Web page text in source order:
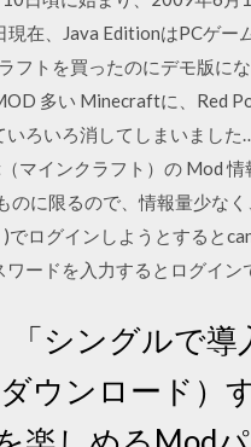
在、Java EditionはPCゲ
フトを買ったのにデモ版に
多い Minecraftに、Red
ろいろ消してしまいまし
マインクラフト）の Mod
のに限るので、情報量少な
ログインしようとすると
ードを入力するとログイン
「シングルで
ウンロード）